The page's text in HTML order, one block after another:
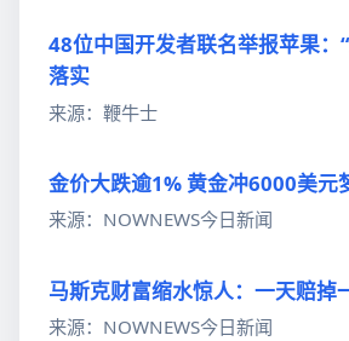
48位中国开发者联名举报苹果：
落实
来源：鞭牛士
金价大跌逾1% 黄金冲6000美元
来源：NOWNEWS今日新闻
马斯克财富缩水惊人：一天赔掉
来源：NOWNEWS今日新闻